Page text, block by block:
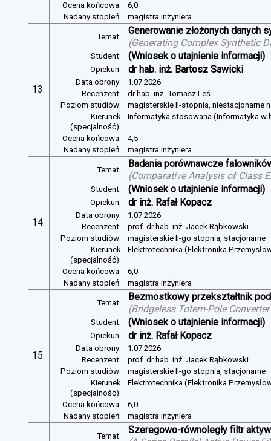
Ocena końcowa:
6,0
Nadany stopień:
magistra inżyniera
13.
Temat:
Generowanie złożonych danych
(Generating Complex Synthetic
Student: (Wniosek o utajnienie informacji)
Opiekun: dr hab. inż. Bartosz Sawicki
Data obrony:
1.07.2026
Recenzent:
dr hab. inż. Tomasz Leś
Poziom studiów:
magisterskie II-stopnia, niestacjonarne
Kierunek
(specjalność):
Informatyka stosowana (Informatyka w
Ocena końcowa:
4,5
Nadany stopień:
magistra inżyniera
14.
Temat:
Badania porównawcze
(Comparative Analysis of Class
Student: (Wniosek o utajnienie informacji)
Opiekun: dr inż. Rafał Kopacz
Data obrony:
1.07.2026
Recenzent:
prof. dr hab. inż. Jacek Rąbkowski
Poziom studiów:
magisterskie II-go stopnia, stacjonarne
Kierunek
(specjalność):
Elektrotechnika (Elektronika
Ocena końcowa:
6,0
Nadany stopień:
magistra inżyniera
15.
Temat:
Bezmostkowy przekształtnik
(Bridgeless Totem-Pole
Student: (Wniosek o utajnienie informacji)
Opiekun: dr inż. Rafał Kopacz
Data obrony:
1.07.2026
Recenzent:
prof. dr hab. inż. Jacek Rąbkowski
Poziom studiów:
magisterskie II-go stopnia, stacjonarne
Kierunek
(specjalność):
Elektrotechnika (Elektronika
Ocena końcowa:
6,0
Nadany stopień:
magistra inżyniera
Temat:
Szeregowo-równoległy filtr